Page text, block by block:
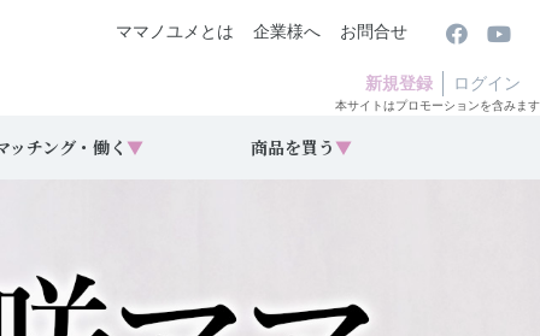
ママノユメとは 企業様へ お問合せ
新規登録 ログイン
本サイトはプロモーションを含みます
ッチング・働く ▼ 商品を買う ▼